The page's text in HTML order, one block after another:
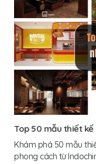
Top 50 mẫu thiết
Khám phá 50 mẫu
phong cách từ